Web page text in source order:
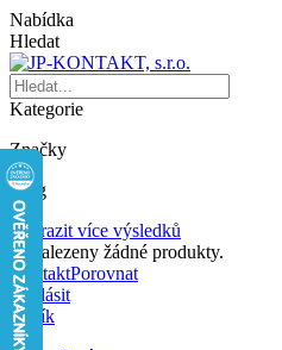
Nabídka
Hledat
Kategorie
Značky
Blog
Zobrazit více výsledků
Nenalezeny žádné produkty.
KontaktPorovnat
Přihlásit
Košík